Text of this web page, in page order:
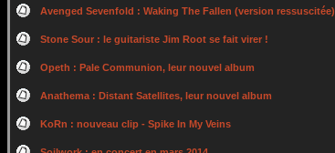
Avenged Sevenfold : Waking The Fallen (version ressuscitée)
Stone Sour : le guitariste Jim Root se fait virer !
Opeth : Pale Communion, leur nouvel album
Anathema : Distant Satellites, leur nouvel album
KoRn : nouveau clip - Spike In My Veins